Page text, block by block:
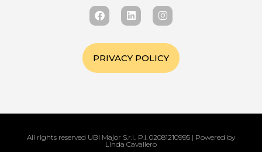
PRIVACY POLICY
All rights reserved UBI Major S.r.l.. P.I. 02081210995 | Powered by
Linda Cavallero